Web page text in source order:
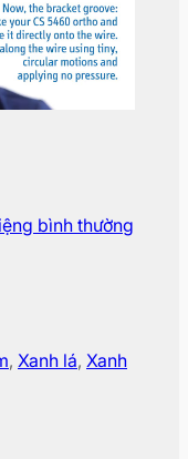
bình thường
, Xanh lá, Xanh